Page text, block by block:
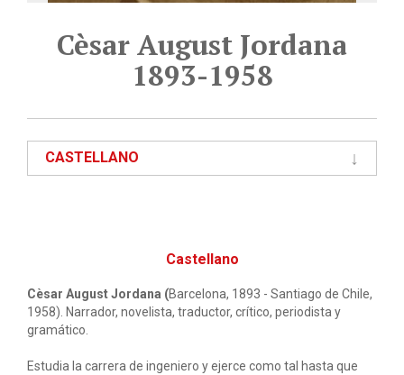
Cèsar August Jordana
1893-1958
CASTELLANO
Castellano
Cèsar August Jordana (Barcelona, 1893 - Santiago de Chile,
1958). Narrador, novelista, traductor, crítico, periodista y
gramático.
Estudia la carrera de ingeniero y ejerce como tal hasta que